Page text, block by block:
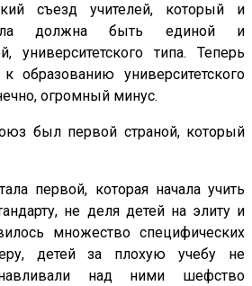
съезд учителей, который и
должна быть единой и
университетского типа. Теперь
университетского
огромный минус.
был первой страной, который
первой, которая начала учить
не деля детей на элиту и
множество специфических
детей за плохую учебу не
над ними шефство